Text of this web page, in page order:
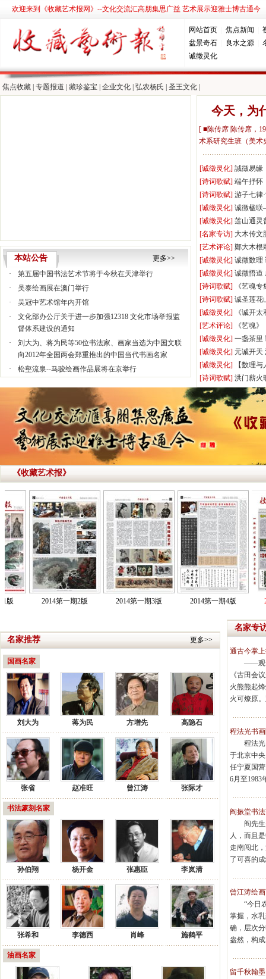
欢迎来到《收藏艺术报网》--文化交流汇高朋集思广益 艺术展示迎雅士博古通今
网站首页 焦点新闻
盆景奇石
良水之源
诚徵灵化
焦点收藏 专题报道 藏珍鉴宝 企业文化 弘农杨氏 圣王文化
本站公告
更多>>
·
第五届中国书法艺术节将于今秋在天津举行
·
吴泰绘画展在澳门举行
·
吴冠中艺术馆年内开馆
·
文化部办公厅关于进一步加强12318 文化市场举报监
督体系建设的通知
·
刘大为、蒋为民等50位书法家、画家当选为中国文联
向2012年全国两会郑重推出的中国当代书画名家
·
松壑流泉--马骏绘画作品展将在京举行
资质审批工作的通知
中国美协第七届理事会主席副主席秘书长副秘书长理
事
全国第三届青年书法篆刻作品展获奖名单
今天，为
[ ■陈传席 陈传席，
术系研究生班（美术
[诚徵灵化] 誠徵易缘
[诗词歌赋] 端午抒怀
[诗词歌赋] 游子七律
[诚徵灵化] 诚徴楹
[诚徵灵化] 莲山通灵
[名家专访] 大木传文
[艺术评论] 鄭大木根
[诚徵灵化] 诚徵数理
[诚徵灵化] 诚徵悟道
[诗词歌赋]
《艺魂
[诗词歌赋] 诚圣莲花
[诚徵灵化]
《诚开
[艺术评论]
《艺魂》
[诚徵灵化] 一盏茶里
[诚徵灵化] 元诚开天
[诚徵灵化]
【数理
[诗词歌赋] 洪门薪火
《收藏艺术报》
名家推荐 更多>>
国画名家
刘大为 蒋为民 方增先 高隐石
张省 赵准旺 曾江涛 张际才
书法篆刻名家
孙伯翔 杨开金 张惠臣 李岚清
张希和 李德西 肖峰 施鹤平
油画名家
名家专
通古今掌
——观
《古田会
火熊熊起
火可燎原
程法光书
程法
于北京中
任宁夏国
6月至1983
阎振堂书
阎先
人，而且
走南闯北
了可喜的
曾江涛绘
“今日
掌握，水
确，层次
盎然，构
留千秋翰